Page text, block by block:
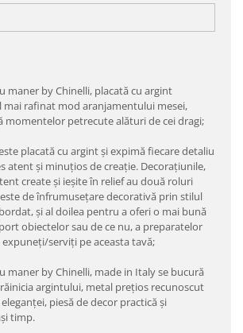
maner by Chinelli, placată cu argint
mai rafinat mod aranjamentului mesei,
momentelor petrecute alături de cei dragi;
placată cu argint și expimă fiecare detaliu
atent și minuțios de creație. Decorațiunile,
create și ieșite în relief au două roluri
de înfrumusețare decorativă prin stilul
și al doilea pentru a oferi o mai bună
obiectelor sau de ce nu, a preparatelor
expuneți/serviți pe aceasta tavă;
maner by Chinelli, made in Italy se bucură
argintului, metal prețios recunoscut
piesă de decor practică şi
timp.